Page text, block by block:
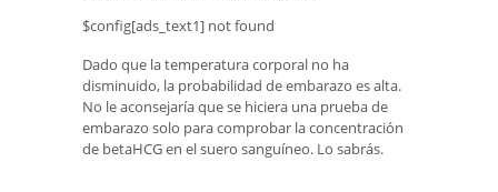
$config[ads_text1] not found
Dado que la temperatura corporal no ha
disminuido, la probabilidad de embarazo es alta.
No le aconsejaría que se hiciera una prueba de
embarazo solo para comprobar la concentración
de betaHCG en el suero sanguíneo. Lo sabrás.